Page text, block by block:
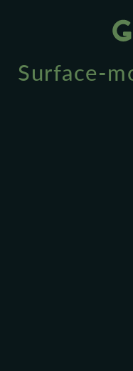
Surface-